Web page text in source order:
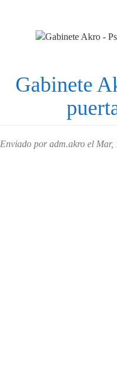
principalGabinete
Enviado poradm.akro el Mar,